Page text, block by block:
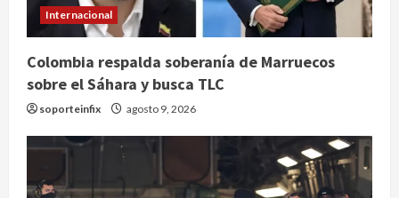
Internacional
Colombia respalda soberanía de Marruecos
sobre el Sáhara y busca TLC
soporteinfix agosto 9, 2026
Claudia Sheinbaum decreta Jornada
de Reforestación cada segundo
domingo de agosto
agosto 10, 2026
Reflexionan sobre el derecho a la
ciudad y la resistencia desde el